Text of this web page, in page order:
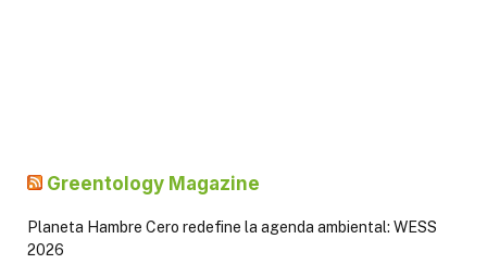
Greentology Magazine
Planeta Hambre Cero redefine la agenda ambiental: WESS
2026